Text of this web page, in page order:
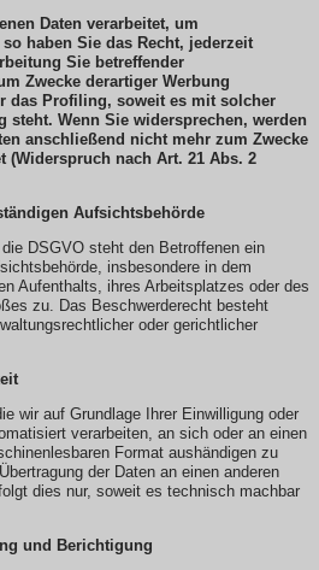
Daten verarbeitet, um
haben Sie das Recht, jederzeit
Sie betreffender
Zwecke derartiger Werbung
das Profiling, soweit es mit solcher
steht. Wenn Sie widersprechen, werden
anschließend nicht mehr zum Zwecke
(Widerspruch nach Art. 21 Abs. 2
Aufsichtsbehörde
DSGVO steht den Betroffenen ein
insbesondere in dem
Aufenthalts, ihres Arbeitsplatzes oder des
zu. Das Beschwerderecht besteht
oder gerichtlicher
wir auf Grundlage Ihrer Einwilligung oder
verarbeiten, an sich oder an einen
Format aushändigen zu
der Daten an einen anderen
dies nur, soweit es technisch machbar
und Berichtigung